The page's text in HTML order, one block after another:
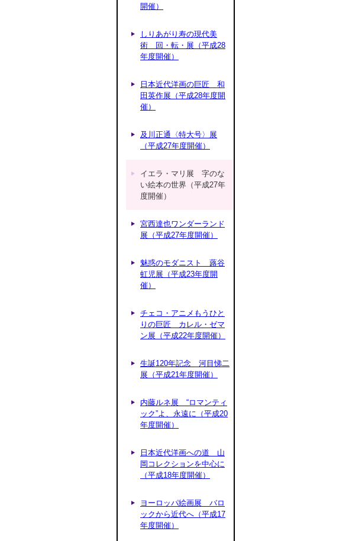
開催）
しりあがり寿の現代美
術 回・転・展（平成28
年度開催）
日本近代洋画の巨匠 和
田英作展（平成28年度開
催）
及川正通〈特大号〉展
（平成27年度開催）
イエラ・マリ展 字のな
い絵本の世界（平成27年
度開催）
宮西達也ワンダーランド
展（平成27年度開催）
魅惑のモダニスト 蕗谷
虹児展（平成23年度開
催）
チェコ・アニメもうひと
りの巨匠 カレル・ゼマ
ン展（平成22年度開催）
生誕120年記念 河目悌二
展（平成21年度開催）
内藤ルネ展 “ロマンティ
ック”よ、永遠に（平成20
年度開催）
日本近代洋画への道 山
岡コレクションを中心に
（平成18年度開催）
ヨーロッパ絵画展 バロ
ックから近代へ（平成17
年度開催）